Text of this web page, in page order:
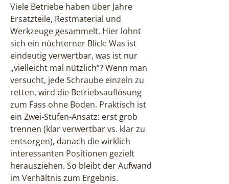
Viele Betriebe haben über Jahre
Ersatzteile, Restmaterial und
Werkzeuge gesammelt. Hier lohnt
sich ein nüchterner Blick: Was ist
eindeutig verwertbar, was ist nur
„vielleicht mal nützlich“? Wenn man
versucht, jede Schraube einzeln zu
retten, wird die Betriebsauflösung
zum Fass ohne Boden. Praktisch ist
ein Zwei-Stufen-Ansatz: erst grob
trennen (klar verwertbar vs. klar zu
entsorgen), danach die wirklich
interessanten Positionen gezielt
herausziehen. So bleibt der Aufwand
im Verhältnis zum Ergebnis.